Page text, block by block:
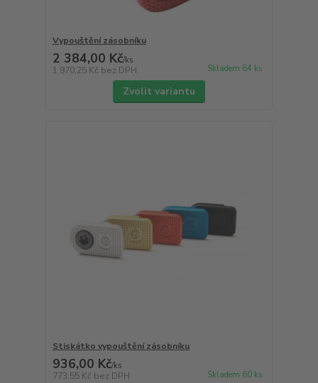
Vypouštění zásobníku
2 384,00 Kč/ks
1 970,25 Kč bez DPH Skladem 64 ks
Zvolit variantu
Stiskátko vypouštění zásobníku
936,00 Kč/ks
773,55 Kč bez DPH Skladem 60 ks